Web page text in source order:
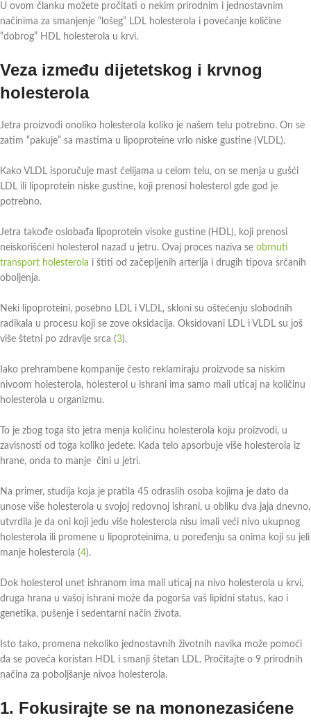
U ovom članku možete pročitati o nekim prirodnim i jednostavnim
načinima za smanjenje “lošeg” LDL holesterola i povećanje količine
“dobrog” HDL holesterola u krvi.
Veza između dijetetskog i krvnog
holesterola
Jetra proizvodi onoliko holesterola koliko je našem telu potrebno. On se
zatim “pakuje” sa mastima u lipoproteine vrlo niske gustine (VLDL).
Kako VLDL isporučuje mast ćelijama u celom telu, on se menja u gušći
LDL ili lipoprotein niske gustine, koji prenosi holesterol gde god je
potrebno.
Jetra takođe oslobađa lipoprotein visoke gustine (HDL), koji prenosi
neiskorišćeni holesterol nazad u jetru. Ovaj proces naziva se obrnuti
transport holesterola i štiti od začepljenih arterija i drugih tipova srčanih
oboljenja.
Neki lipoproteini, posebno LDL i VLDL, skloni su oštećenju slobodnih
radikala u procesu koji se zove oksidacija. Oksidovani LDL i VLDL su još
više štetni po zdravlje srca (3).
Iako prehrambene kompanije često reklamiraju proizvode sa niskim
nivoom holesterola, holesterol u ishrani ima samo mali uticaj na količinu
holesterola u organizmu.
To je zbog toga što jetra menja količinu holesterola koju proizvodi, u
zavisnosti od toga koliko jedete. Kada telo apsorbuje više holesterola iz
hrane, onda to manje čini u jetri.
Na primer, studija koja je pratila 45 odraslih osoba kojima je dato da
unose više holesterola u svojoj redovnoj ishrani, u obliku dva jaja dnevno,
utvrdila je da oni koji jedu više holesterola nisu imali veći nivo ukupnog
holesterola ili promene u lipoproteinima, u poređenju sa onima koji su jeli
manje holesterola (4).
Dok holesterol unet ishranom ima mali uticaj na nivo holesterola u krvi,
druga hrana u vašoj ishrani može da pogorša vaš lipidni status, kao i
genetika, pušenje i sedentarni način života.
Isto tako, promena nekoliko jednostavnih životnih navika može pomoći
da se poveća koristan HDL i smanji štetan LDL. Pročitajte o 9 prirodnih
načina za poboljšanje nivoa holesterola.
1. Fokusirajte se na mononezasićene